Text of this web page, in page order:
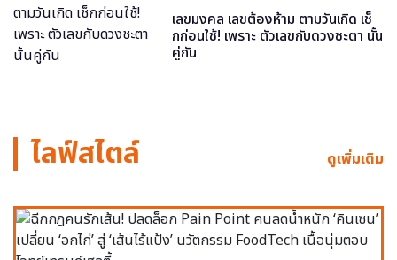
เลขมงคล เลขต้องห้าม ตามวันเกิด เช็
กก่อนใช้! เพราะ ตัวเลขกับดวงชะตา นั้น
คู่กัน
ไลฟ์สไตล์ ดูเพิ่มเติม